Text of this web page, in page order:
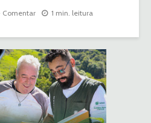
Comentar 1 min. leitura